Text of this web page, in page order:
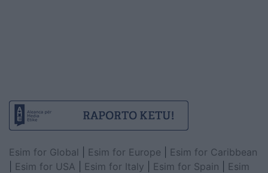
Esim for Global Esim for Europe
Esim for Caribbean
Esim for USA Esim for Italy Esim for Spain
Esim